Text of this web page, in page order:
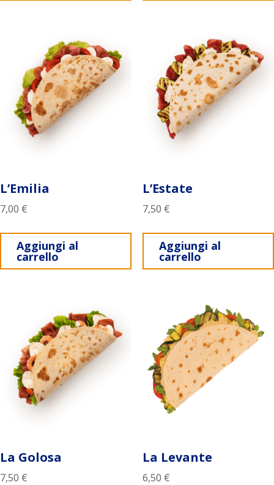
L’Emilia
7,00 €
Aggiungi al
carrello
L’Estate
7,50 €
Aggiungi al
carrello
La Golosa
7,50 €
La Levante
6,50 €